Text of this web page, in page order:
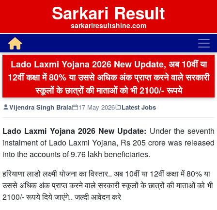
Sarkari Result
sarkariresultshine.com
Lado Laxmi Yojana 2026 New Update, अब 10वीं या
12वीं कक्षा में 80% या उससे अधिक अंक प्राप्त करने वाले सरकारी
स्कूलों के छात्रों की माताओं को भी 2100/- रूपये
Vijendra Singh Brala 17 May 2026 Latest Jobs
Lado Laxmi Yojana 2026 New Update: Under the seventh
instalment of Lado Laxmi Yojana, Rs 205 crore was released
into the accounts of 9.76 lakh beneficiaries.
हरियाणा लाडो लक्ष्मी योजना का विस्तार.. अब 10वीं या 12वीं कक्षा में 80% या
उससे अधिक अंक प्राप्त करने वाले सरकारी स्कूलों के छात्रों की माताओं को भी
2100/- रूपये दिये जाएंगे.. जल्दी आवेदन करे